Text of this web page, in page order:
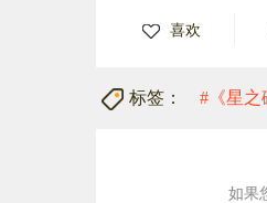
喜欢
标签： #《星之
如果